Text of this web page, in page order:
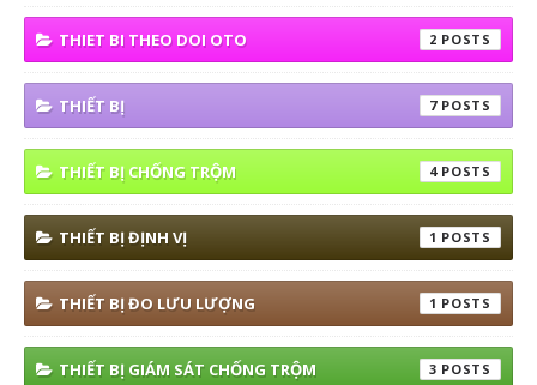
THIET BI THEO DOI OTO 2
THIẾT BỊ 7
THIẾT BỊ CHỐNG TRỘM 4
THIẾT BỊ ĐỊNH VỊ 1
THIẾT BỊ ĐO LƯU LƯỢNG 1
THIẾT BỊ GIÁM SÁT CHỐNG TRỘM 3